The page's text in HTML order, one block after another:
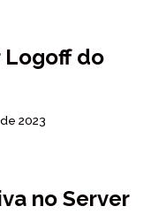
Logoff do
2023
no Server